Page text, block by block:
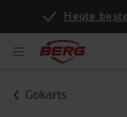
Heute
Gokarts